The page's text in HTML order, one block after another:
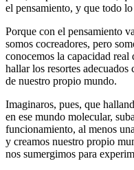
el pensamiento, y que todo
Porque con el pensamiento
somos cocreadores, pero
conocemos la capacidad real
hallar los resortes
de nuestro propio mundo.
Imaginaros, pues, que
en ese mundo molecular,
funcionamiento, al menos
y creamos nuestro propio
nos sumergimos para